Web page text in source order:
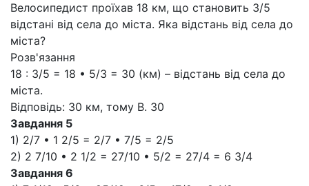
Велосипедист проїхав 18 км, що становить 3/5
відстані від села до міста. Яка відстань від села до
міста?
Розв'язання
18 : 3/5 = 18 • 5/3 = 30 (км) – відстань від села до
міста.
Відповідь: 30 км, тому В. 30
Завдання 5
1) 2/7 • 1 2/5 = 2/7 • 7/5 = 2/5
2) 2 7/10 • 2 1/2 = 27/10 • 5/2 = 27/4 = 6 3/4
Завдання 6